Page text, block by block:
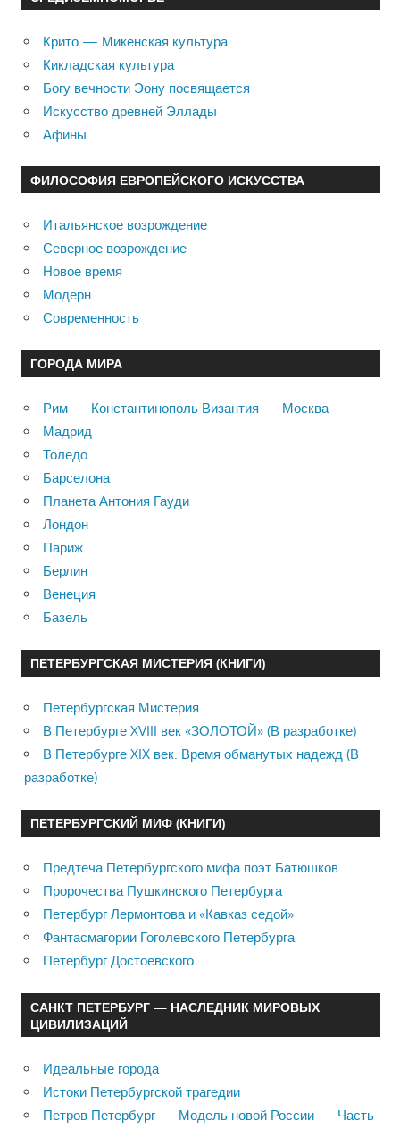
Крито — Микенская культура
Кикладская культура
Богу вечности Эону посвящается
Искусство древней Эллады
Афины
ФИЛОСОФИЯ ЕВРОПЕЙСКОГО ИСКУССТВА
Итальянское возрождение
Северное возрождение
Новое время
Модерн
Современность
ГОРОДА МИРА
Рим — Константинополь Византия — Москва
Мадрид
Толедо
Барселона
Планета Антония Гауди
Лондон
Париж
Берлин
Венеция
Базель
ПЕТЕРБУРГСКАЯ МИСТЕРИЯ (КНИГИ)
Петербургская Мистерия
В Петербурге XVIII век «ЗОЛОТОЙ» (В разработке)
В Петербурге XIX век. Время обманутых надежд (В
разработке)
ПЕТЕРБУРГСКИЙ МИФ (КНИГИ)
Предтеча Петербургского мифа поэт Батюшков
Пророчества Пушкинского Петербурга
Петербург Лермонтова и «Кавказ седой»
Фантасмагории Гоголевского Петербурга
Петербург Достоевского
САНКТ ПЕТЕРБУРГ — НАСЛЕДНИК МИРОВЫХ
ЦИВИЛИЗАЦИЙ
Идеальные города
Истоки Петербургской трагедии
Петров Петербург — Модель новой России — Часть